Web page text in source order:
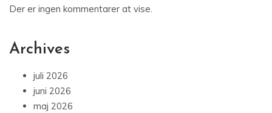
Der er ingen kommentarer at vise.
Archives
juli 2026
juni 2026
maj 2026